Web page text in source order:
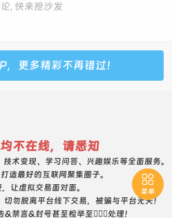
, 快来抢沙发
更多精彩不再错过！

菜单
不在线，请悉知
术变现、学习问答、兴趣娱乐等全面服务。
造最好的互联网聚集圈子。
让虚拟交易面对面。
勿脱离平台线下交易，被骗与平台无关！
禁言&封号甚至检举至👮🏻‍♀️处理！